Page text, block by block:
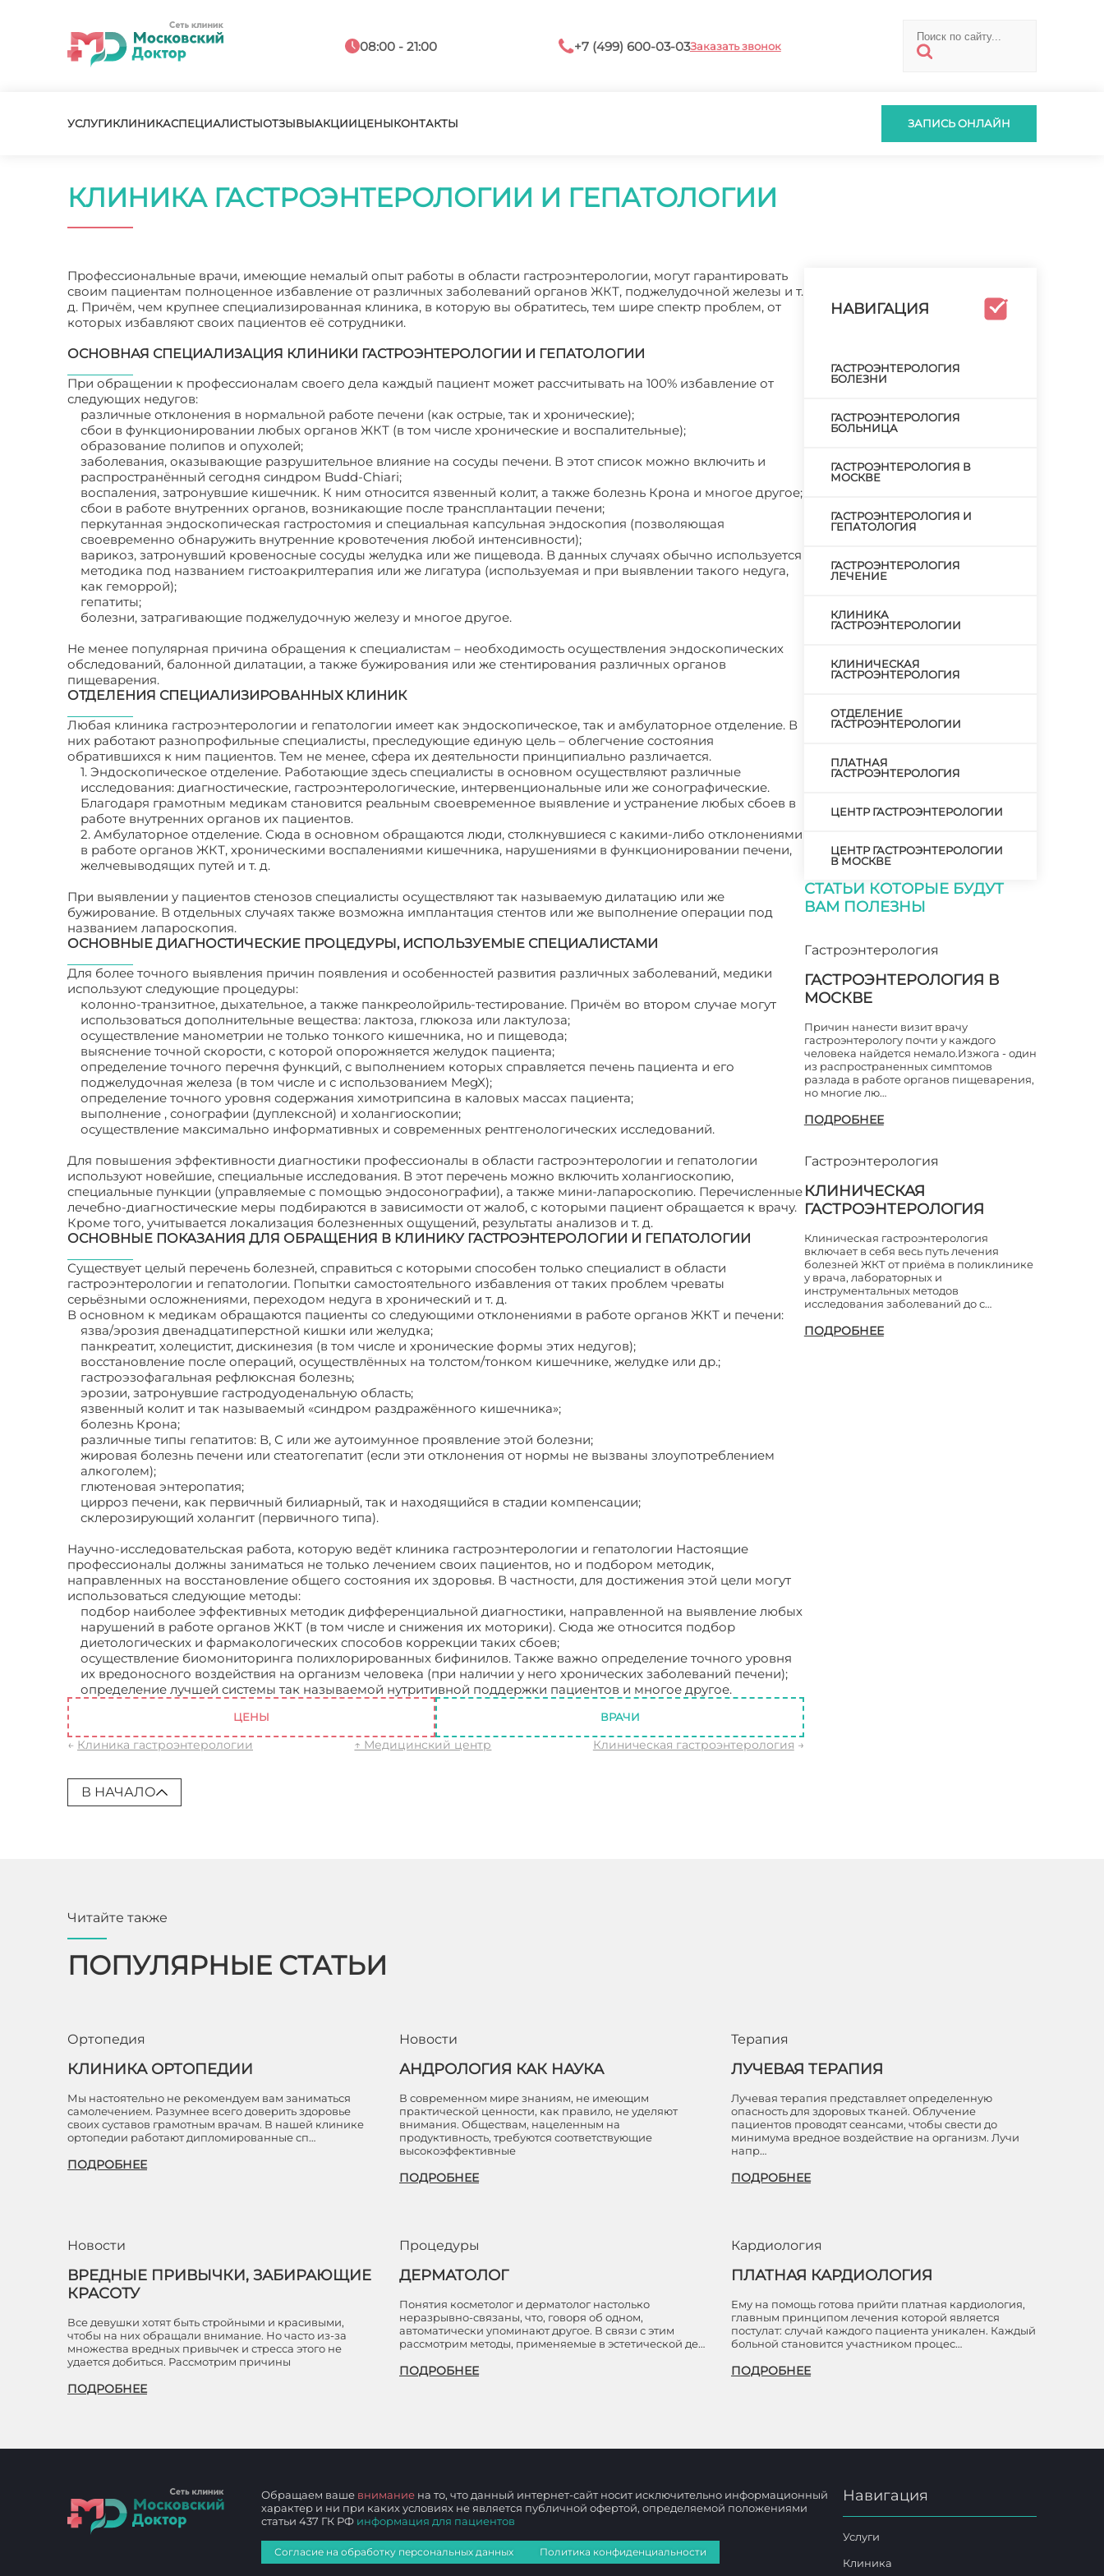
08:00 - 21:00 +7 (499) 600-03-03Заказать звонок
УСЛУГИКЛИНИКАСПЕЦИАЛИСТЫОТЗЫВЫАКЦИИЦЕНЫКОНТАКТЫ ЗАПИСЬ ОНЛАЙН
КЛИНИКА ГАСТРОЭНТЕРОЛОГИИ И ГЕПАТОЛОГИИ
Профессиональные врачи, имеющие немалый опыт работы в области гастроэнтерологии, могут гарантировать
своим пациентам полноценное избавление от различных заболеваний органов ЖКТ, поджелудочной железы и т.
д. Причём, чем крупнее специализированная клиника, в которую вы обратитесь, тем шире спектр проблем, от
которых избавляют своих пациентов её сотрудники.
ОСНОВНАЯ СПЕЦИАЛИЗАЦИЯ КЛИНИКИ ГАСТРОЭНТЕРОЛОГИИ И ГЕПАТОЛОГИИ
При обращении к профессионалам своего дела каждый пациент может рассчитывать на 100% избавление от
следующих недугов:
различные отклонения в нормальной работе печени (как острые, так и хронические);
сбои в функционировании любых органов ЖКТ (в том числе хронические и воспалительные);
образование полипов и опухолей;
заболевания, оказывающие разрушительное влияние на сосуды печени. В этот список можно включить и
распространённый сегодня синдром Budd-Chiari;
воспаления, затронувшие кишечник. К ним относится язвенный колит, а также болезнь Крона и многое другое;
сбои в работе внутренних органов, возникающие после трансплантации печени;
перкутанная эндоскопическая гастростомия и специальная капсульная эндоскопия (позволяющая
своевременно обнаружить внутренние кровотечения любой интенсивности);
варикоз, затронувший кровеносные сосуды желудка или же пищевода. В данных случаях обычно используется
методика под названием гистоакрилтерапия или же лигатура (используемая и при выявлении такого недуга,
как геморрой);
гепатиты;
болезни, затрагивающие поджелудочную железу и многое другое.
Не менее популярная причина обращения к специалистам – необходимость осуществления эндоскопических
обследований, балонной дилатации, а также бужирования или же стентирования различных органов
пищеварения.
ОТДЕЛЕНИЯ СПЕЦИАЛИЗИРОВАННЫХ КЛИНИК
Любая клиника гастроэнтерологии и гепатологии имеет как эндоскопическое, так и амбулаторное отделение. В
них работают разнопрофильные специалисты, преследующие единую цель – облегчение состояния
обратившихся к ним пациентов. Тем не менее, сфера их деятельности принципиально различается.
1. Эндоскопическое отделение. Работающие здесь специалисты в основном осуществляют различные
исследования: диагностические, гастроэнтерологические, интервенциональные или же сонографические.
Благодаря грамотным медикам становится реальным своевременное выявление и устранение любых сбоев в
работе внутренних органов их пациентов.
2. Амбулаторное отделение. Сюда в основном обращаются люди, столкнувшиеся с какими-либо отклонениями
в работе органов ЖКТ, хроническими воспалениями кишечника, нарушениями в функционировании печени,
желчевыводящих путей и т. д.
При выявлении у пациентов стенозов специалисты осуществляют так называемую дилатацию или же
бужирование. В отдельных случаях также возможна имплантация стентов или же выполнение операции под
названием лапароскопия.
ОСНОВНЫЕ ДИАГНОСТИЧЕСКИЕ ПРОЦЕДУРЫ, ИСПОЛЬЗУЕМЫЕ СПЕЦИАЛИСТАМИ
Для более точного выявления причин появления и особенностей развития различных заболеваний, медики
используют следующие процедуры:
колонно-транзитное, дыхательное, а также панкреолойриль-тестирование. Причём во втором случае могут
использоваться дополнительные вещества: лактоза, глюкоза или лактулоза;
осуществление манометрии не только тонкого кишечника, но и пищевода;
выяснение точной скорости, с которой опорожняется желудок пациента;
определение точного перечня функций, с выполнением которых справляется печень пациента и его
поджелудочная железа (в том числе и с использованием MegX);
определение точного уровня содержания химотрипсина в каловых массах пациента;
выполнение , сонографии (дуплексной) и холангиоскопии;
осуществление максимально информативных и современных рентгенологических исследований.
Для повышения эффективности диагностики профессионалы в области гастроэнтерологии и гепатологии
используют новейшие, специальные исследования. В этот перечень можно включить холангиоскопию,
специальные пункции (управляемые с помощью эндосонографии), а также мини-лапароскопию. Перечисленные
лечебно-диагностические меры подбираются в зависимости от жалоб, с которыми пациент обращается к врачу.
Кроме того, учитывается локализация болезненных ощущений, результаты анализов и т. д.
ОСНОВНЫЕ ПОКАЗАНИЯ ДЛЯ ОБРАЩЕНИЯ В КЛИНИКУ ГАСТРОЭНТЕРОЛОГИИ И ГЕПАТОЛОГИИ
Существует целый перечень болезней, справиться с которыми способен только специалист в области
гастроэнтерологии и гепатологии. Попытки самостоятельного избавления от таких проблем чреваты
серьёзными осложнениями, переходом недуга в хронический и т. д.
В основном к медикам обращаются пациенты со следующими отклонениями в работе органов ЖКТ и печени:
язва/эрозия двенадцатиперстной кишки или желудка;
панкреатит, холецистит, дискинезия (в том числе и хронические формы этих недугов);
восстановление после операций, осуществлённых на толстом/тонком кишечнике, желудке или др.;
гастроэзофагальная рефлюксная болезнь;
эрозии, затронувшие гастродуоденальную область;
язвенный колит и так называемый «синдром раздражённого кишечника»;
болезнь Крона;
различные типы гепатитов: В, С или же аутоимунное проявление этой болезни;
жировая болезнь печени или стеатогепатит (если эти отклонения от нормы не вызваны злоупотреблением
алкоголем);
глютеновая энтеропатия;
цирроз печени, как первичный билиарный, так и находящийся в стадии компенсации;
склерозирующий холангит (первичного типа).
Научно-исследовательская работа, которую ведёт клиника гастроэнтерологии и гепатологии Настоящие
профессионалы должны заниматься не только лечением своих пациентов, но и подбором методик,
направленных на восстановление общего состояния их здоровья. В частности, для достижения этой цели могут
использоваться следующие методы:
подбор наиболее эффективных методик дифференциальной диагностики, направленной на выявление любых
нарушений в работе органов ЖКТ (в том числе и снижения их моторики). Сюда же относится подбор
диетологических и фармакологических способов коррекции таких сбоев;
осуществление биомониторинга полихлорированных бифинилов. Также важно определение точного уровня
их вредоносного воздействия на организм человека (при наличии у него хронических заболеваний печени);
определение лучшей системы так называемой нутритивной поддержки пациентов и многое другое.
ЦЕНЫ ВРАЧИ
← Клиника гастроэнтерологии ↑ Медицинский центр Клиническая гастроэнтерология →
В НАЧАЛО
НАВИГАЦИЯ
ГАСТРОЭНТЕРОЛОГИЯ
БОЛЕЗНИ
ГАСТРОЭНТЕРОЛОГИЯ
БОЛЬНИЦА
ГАСТРОЭНТЕРОЛОГИЯ В
МОСКВЕ
ГАСТРОЭНТЕРОЛОГИЯ И
ГЕПАТОЛОГИЯ
ГАСТРОЭНТЕРОЛОГИЯ
ЛЕЧЕНИЕ
КЛИНИКА
ГАСТРОЭНТЕРОЛОГИИ
КЛИНИЧЕСКАЯ
ГАСТРОЭНТЕРОЛОГИЯ
ОТДЕЛЕНИЕ
ГАСТРОЭНТЕРОЛОГИИ
ПЛАТНАЯ
ГАСТРОЭНТЕРОЛОГИЯ
ЦЕНТР ГАСТРОЭНТЕРОЛОГИИ
ЦЕНТР ГАСТРОЭНТЕРОЛОГИИ
В МОСКВЕ
СТАТЬИ КОТОРЫЕ БУДУТ
ВАМ ПОЛЕЗНЫ
Гастроэнтерология
ГАСТРОЭНТЕРОЛОГИЯ В
МОСКВЕ
Причин нанести визит врачу
гастроэнтерологу почти у каждого
человека найдется немало.Изжога - один
из распространенных симптомов
разлада в работе органов пищеварения,
но многие лю…
ПОДРОБНЕЕ
Гастроэнтерология
КЛИНИЧЕСКАЯ
ГАСТРОЭНТЕРОЛОГИЯ
Клиническая гастроэнтерология
включает в себя весь путь лечения
болезней ЖКТ от приёма в поликлинике
у врача, лабораторных и
инструментальных методов
исследования заболеваний до с…
ПОДРОБНЕЕ
Читайте также
ПОПУЛЯРНЫЕ СТАТЬИ
Ортопедия
КЛИНИКА ОРТОПЕДИИ
Мы настоятельно не рекомендуем вам заниматься
самолечением. Разумнее всего доверить здоровье
своих суставов грамотным врачам. В нашей клинике
ортопедии работают дипломированные сп…
ПОДРОБНЕЕ
Новости
АНДРОЛОГИЯ КАК НАУКА
В современном мире знаниям, не имеющим
практической ценности, как правило, не уделяют
внимания. Обществам, нацеленным на
продуктивность, требуются соответствующие
высокоэффективные
ПОДРОБНЕЕ
Терапия
ЛУЧЕВАЯ ТЕРАПИЯ
Лучевая терапия представляет определенную
опасность для здоровых тканей. Облучение
пациентов проводят сеансами, чтобы свести до
минимума вредное воздействие на организм. Лучи
напр…
ПОДРОБНЕЕ
Новости
ВРЕДНЫЕ ПРИВЫЧКИ, ЗАБИРАЮЩИЕ
КРАСОТУ
Все девушки хотят быть стройными и красивыми,
чтобы на них обращали внимание. Но часто из-за
множества вредных привычек и стресса этого не
удается добиться. Рассмотрим причины
ПОДРОБНЕЕ
Процедуры
ДЕРМАТОЛОГ
Понятия косметолог и дерматолог настолько
неразрывно-связаны, что, говоря об одном,
автоматически упоминают другое. В связи с этим
рассмотрим методы, применяемые в эстетической де…
ПОДРОБНЕЕ
Кардиология
ПЛАТНАЯ КАРДИОЛОГИЯ
Ему на помощь готова прийти платная кардиология,
главным принципом лечения которой является
постулат: случай каждого пациента уникален. Каждый
больной становится участником процес…
ПОДРОБНЕЕ
Обращаем ваше внимание на то, что данный интернет-сайт носит исключительно информационный
характер и ни при каких условиях не является публичной офертой, определяемой положениями
статьи 437 ГК РФ информация для пациентов
Согласие на обработку персональных данных Политика конфиденциальности
Навигация
Услуги
Клиника